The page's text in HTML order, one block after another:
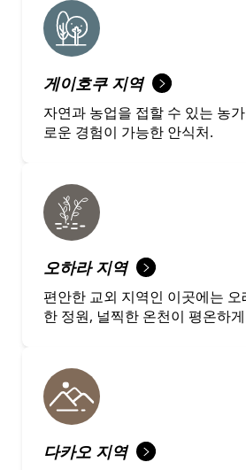
게이호쿠 지역
자연과 농업을 접할 수 있는 농
로운 경험이 가능한 안식처.
오하라 지역
편안한 교외 지역인 이곳에는
한 정원, 널찍한 온천이 평온하
다카오 지역